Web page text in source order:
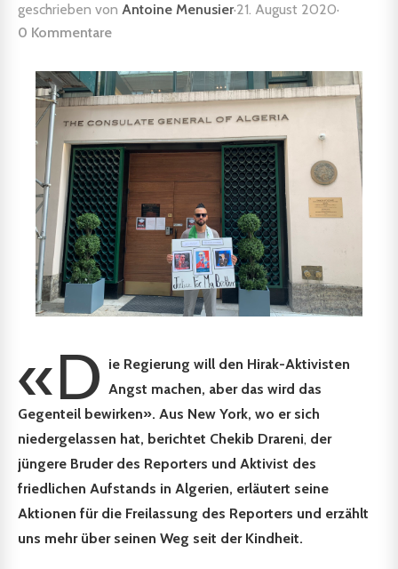
geschrieben von Antoine Menusier·21. August 2020·
0 Kommentare
«D ie Regierung will den Hirak-Aktivisten
Angst machen, aber das wird das
Gegenteil bewirken». Aus New York, wo er sich
niedergelassen hat, berichtet Chekib Drareni, der
jüngere Bruder des Reporters und Aktivist des
friedlichen Aufstands in Algerien, erläutert seine
Aktionen für die Freilassung des Reporters und erzählt
uns mehr über seinen Weg seit der Kindheit.